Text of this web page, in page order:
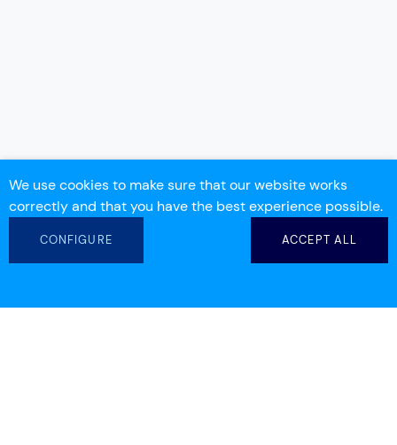
We use cookies to make sure that our website works
correctly and that you have the best experience possible.
CONFIGURE ACCEPT ALL